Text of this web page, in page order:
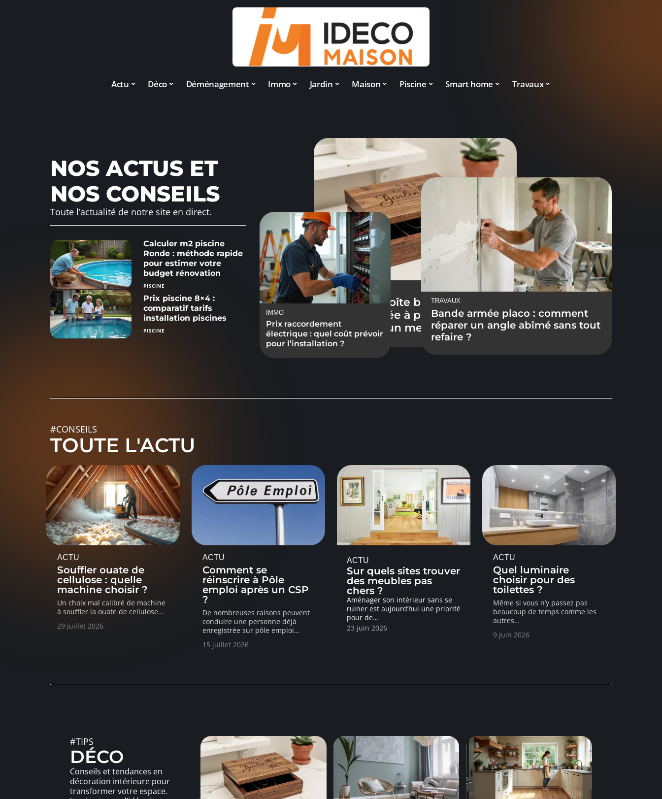
Actu Déco Déménagement Immo Jardin Maison Piscine Smart home Travaux
NOS ACTUS ET
NOS CONSEILS
Toute l’actualité de notre site en direct.
Calculer m2 piscine
Ronde : méthode rapide
pour estimer votre
budget rénovation
PISCINE
Prix piscine 8×4 :
comparatif tarifs
installation piscines
PISCINE
DÉCO
Créer une boîte bijoux
personnalisée à partir d’une
photo ou d’un message gravé
TRAVAUX
Bande armée placo : comment
réparer un angle abîmé sans tout
refaire ?
IMMO
Prix raccordement
électrique : quel coût prévoir
pour l’installation ?
#CONSEILS
TOUTE L'ACTU
ACTU
Souffler ouate de
cellulose : quelle
machine choisir ?
Un choix mal calibré de machine
à souffler la ouate de cellulose…
29 juillet 2026
ACTU
Comment se
réinscrire à Pôle
emploi après un CSP
?
De nombreuses raisons peuvent
conduire une personne déjà
enregistrée sur pôle emploi…
15 juillet 2026
ACTU
Sur quels sites trouver
des meubles pas
chers ?
Aménager son intérieur sans se
ruiner est aujourd’hui une priorité
pour de…
23 juin 2026
ACTU
Quel luminaire
choisir pour des
toilettes ?
Même si vous n’y passez pas
beaucoup de temps comme les
autres…
9 juin 2026
#TIPS
DÉCO
Conseils et tendances en
décoration intérieure pour
transformer votre espace.